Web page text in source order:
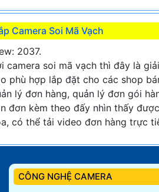
Camera Soi Mã Vạch
2037.
camera soi mã vạch thì đây là
phù hợp lắp đặt cho các shop
lý đơn hàng, quản lý đơn gói
đơn kèm theo đấy nhìn thấy
có thể tải video đơn hàng trực
CÔNG NGHỆ CAMERA